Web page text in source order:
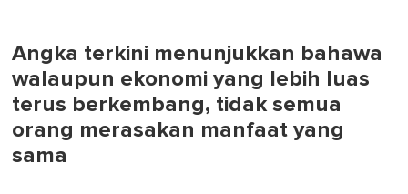
minute,
0
Angka terkini menunjukkan bahawa
walaupun ekonomi yang lebih luas
terus berkembang, tidak semua
orang merasakan manfaat yang
sama